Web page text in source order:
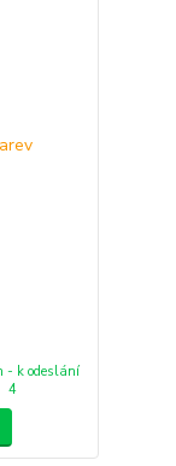
- k odeslání
4